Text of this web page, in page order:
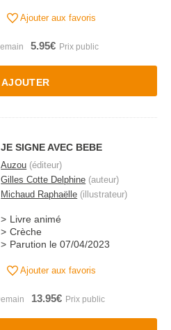
Ajouter aux favoris
5.95€
AJOUTER
JE SIGNE AVEC BEBE
Auzou (éditeur)
Gilles Cotte Delphine (auteur)
Michaud Raphaëlle (illustrateur)
Livre animé
Crèche
Parution le 07/04/2023
Ajouter aux favoris
13.95€